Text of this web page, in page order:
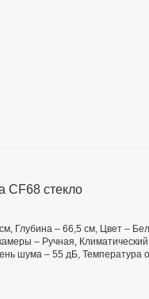
CF68 стекло
Глубина – 66,5 см, Цвет –
– Ручная,
шума – 55 дБ, Температура